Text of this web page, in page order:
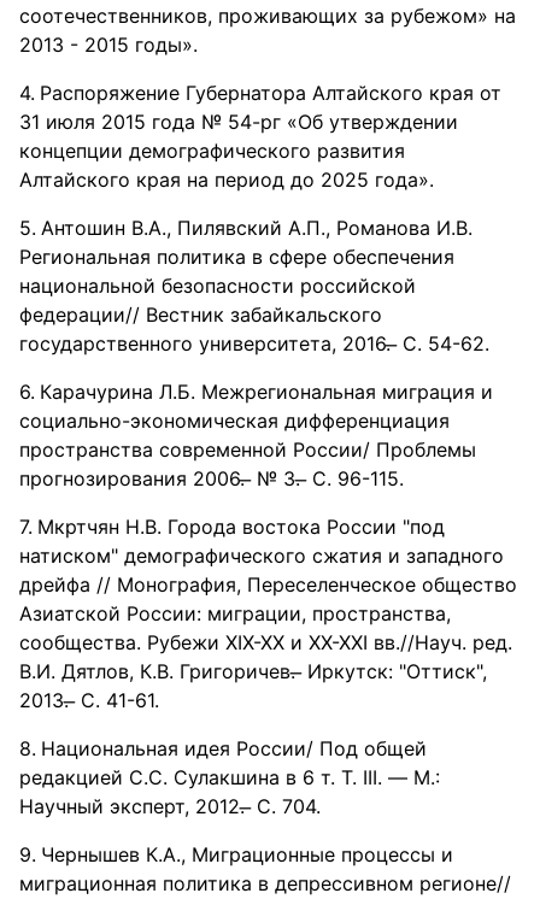
соотечественников, проживающих за рубежом» на
2013 - 2015 годы».
Распоряжение Губернатора Алтайского края от
31 июля 2015 года № 54-рг «Об утверждении
концепции демографического развития
Алтайского края на период до 2025 года».
Антошин В.А., Пилявский А.П., Романова И.В.
Региональная политика в сфере обеспечения
национальной безопасности российской
федерации// Вестник забайкальского
государственного университета, 2016. ̶ С. 54-62.
Карачурина Л.Б. Межрегиональная миграция и
социально-экономическая дифференциация
пространства современной России/ Проблемы
прогнозирования 2006. ̶ № 3. ̶ С. 96-115.
Мкртчян Н.В. Города востока России "под
натиском" демографического сжатия и западного
дрейфа // Монография, Переселенческое общество
Азиатской России: миграции, пространства,
сообщества. Рубежи XIX-XX и XX-XXI вв.//Науч. ред.
В.И. Дятлов, К.В. Григоричев. ̶ Иркутск: "Оттиск",
2013. ̶ С. 41-61.
Национальная идея России/ Под общей
редакцией С.С. Сулакшина в 6 т. Т. III. — М.:
Научный эксперт, 2012. ̶ C. 704.
Чернышев К.А., Миграционные процессы и
миграционная политика в депрессивном регионе//